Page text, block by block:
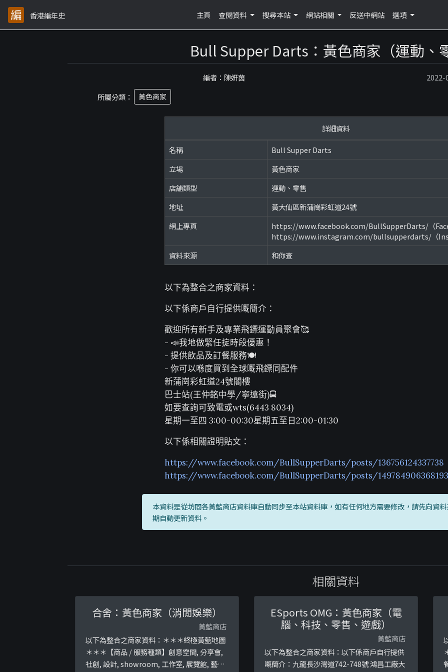
香港編年史 主頁 查閱資料 搜尋本站 網站相關 反送中網站 選項
Bull Supper Darts：黃色商家（運動、
編者：陳妍茵
2022-
所屬分類：
黃色商家
詳細資料
名稱
Bull Supper Darts
立場
黃色商家
店舖類型
運動、零售
地址
黃大仙區新蒲崗彩虹道24號
網上專頁
https://www.facebook.com/BullSupperDarts/（
https://www.instagram.com/bullsupperdarts/（
資料來源
和你查
以下為整合之商家資料：
以下係商戶自行提供嘅簡介：
歡迎所有新手及專業飛鏢運動員聚會🥰
- 📣我地做緊任掟時段優惠！
- 提供飲品及訂餐服務🍽
- 你可以喺度買到全球嘅飛鏢同配件
新蒲崗彩虹道24號閣樓
巴士站(王仲銘中學/寧遠街)🚍
如要查詢可致電或wts(6443 8034)
星期一至四 3:00-00:30星期五至日2:00-01:30
以下係相關證明貼文：
https://www.facebook.com/BullSupperDarts/posts/136756124337738
https://www.facebook.com/BullSupperDarts/posts/149784906368193
本資料是從坊間各黃藍商店資料庫自動同步至本站資料庫，如有任何地方需要修改，請先向資
期自動更新資料。
相關資料
合舍：黃色商家（消閒娛樂）
黃藍商店
以下為整合之商家資料：＊＊＊終極黃藍地圖
＊＊＊【商品 / 服務種類】創意空間, 分享會,
社創, 設計, showroom, 工作室, 展覽館, 藝術
ESports OMG：黃色商家（電
腦、科技、零售、遊戲）
黃藍商店
以下為整合之商家資料：以下係商戶自行提供
嘅簡介：九龍長沙灣道742-748號 鴻昌工廠大